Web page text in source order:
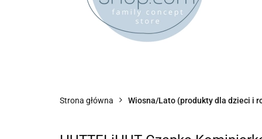
Strona główna Wiosna/Lato (produkty dla dzieci i